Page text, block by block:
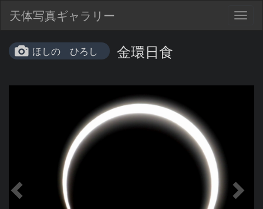
天体写真ギャラリー
ほしの ひろし 金環日食